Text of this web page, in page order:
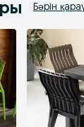
Бәрін